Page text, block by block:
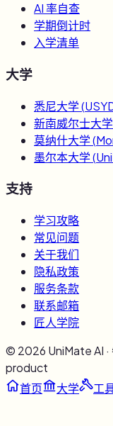
AI 率自查
学期倒计时
入学清单
大学
悉尼大学(
新南威尔士大学
莫纳什大学(
墨尔本大学(
支持
学习攻略
常见问题
关于我们
隐私政策
服务条款
联系邮箱
匠人学院
© 2026 UniMate AI
product
首页
大学 工